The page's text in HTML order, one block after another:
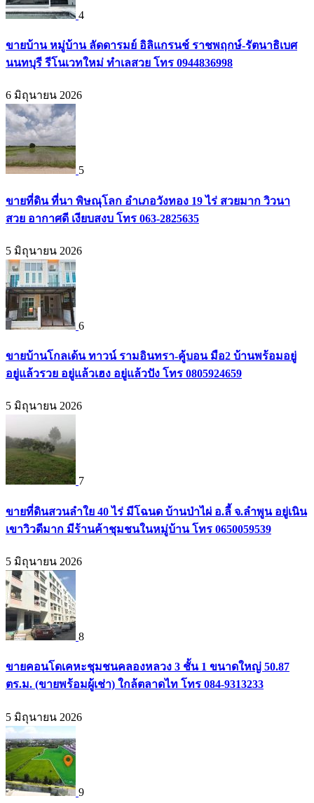
4
ขายบ้าน หมู่บ้าน ลัดดารมย์ อิลิแกรนช์ ราชพฤกษ์-รัตนาธิเบศ
นนทบุรี รีโนเวทใหม่ ทำเลสวย โทร 0944836998
6 มิถุนายน 2026
5
ขายที่ดิน ที่นา พิษณุโลก อำเภอวังทอง 19 ไร่ สวยมาก วิวนา
สวย อากาศดี เงียบสงบ โทร 063-2825635
5 มิถุนายน 2026
6
ขายบ้านโกลเด้น ทาวน์ รามอินทรา-คู้บอน มือ2 บ้านพร้อมอยู่
อยู่แล้วรวย อยู่แล้วเฮง อยู่แล้วปัง โทร 0805924659
5 มิถุนายน 2026
7
ขายที่ดินสวนลำใย 40 ไร่ มีโฉนด บ้านป่าไผ่ อ.ลี้ จ.ลำพูน อยู่เนิน
เขาวิวดีมาก มีร้านค้าชุมชนในหมู่บ้าน โทร 0650059539
5 มิถุนายน 2026
8
ขายคอนโดเคหะชุมชนคลองหลวง 3 ชั้น 1 ขนาดใหญ่ 50.87
ตร.ม. (ขายพร้อมผู้เช่า) ใกล้ตลาดไท โทร 084-9313233
5 มิถุนายน 2026
9